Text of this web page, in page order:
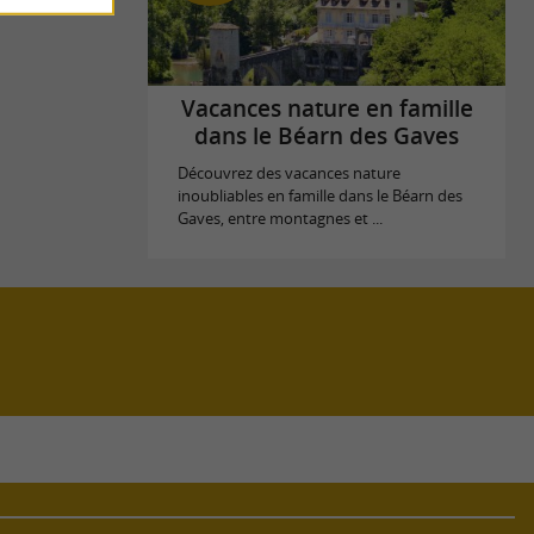
Vacances nature en famille
dans le Béarn des Gaves
Découvrez des vacances nature
inoubliables en famille dans le Béarn des
Gaves, entre montagnes et ...